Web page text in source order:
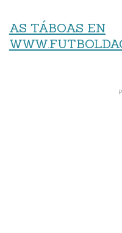
AS TÁBOAS EN